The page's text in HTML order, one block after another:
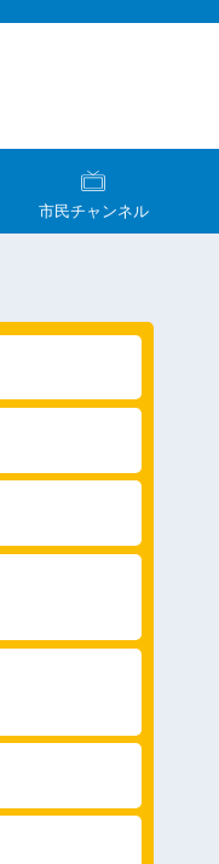
市民チャンネル